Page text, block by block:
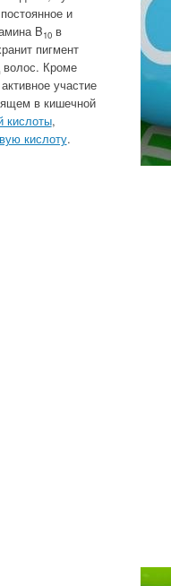
и
B10в
пигмент
волос. Кроме
участие
в кишечной
кислоты,
кислоту.